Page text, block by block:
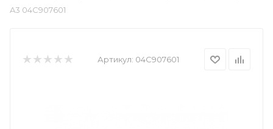
A3 04C907601
Артикул: 04C907601